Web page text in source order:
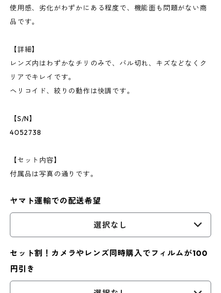
使用感、劣化がわずかにある程度で、機能面も問題がない商
品です。
【詳細】
レンズ内はわずかなチリのみで、バル切れ、キズなどなくク
リアでキレイです。
ヘリコイド、絞りの動作は快調です。
【S/N】
4052738
【セット内容】
付属品は写真の通りです。
ヤマト運輸での配送希望
選択なし
セット割！カメラやレンズ同時購入でフィルムが100
円引き